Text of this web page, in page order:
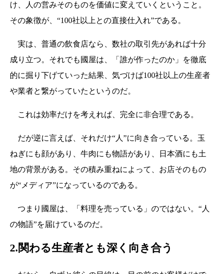
け、人の営みそのものを価値に変えていくということ。
その象徴が、“100社以上との直接仕入れ”である。
実は、普通の飲食店なら、数社の取引先があれば十分
成り立つ。それでも國屋は、「誰が作ったのか」を徹底
的に掘り下げていった結果、気づけば100社以上の生産者
や業者と繋がっていたというのだ。
これは効率だけを考えれば、完全に非合理である。
だが逆に言えば、それだけ“人”に向き合っている。玉
ねぎにも顔があり、牛肉にも物語があり、日本酒にも土
地の背景がある。その積み重ねによって、お店そのもの
が“メディア”になっているのである。
つまり國屋は、「料理を売っている」のではない。“人
の物語”を届けているのだ。
2.関わる生産者とも深く向き合う